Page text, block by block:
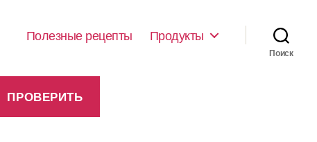
Полезные рецепты Продукты
Поиск